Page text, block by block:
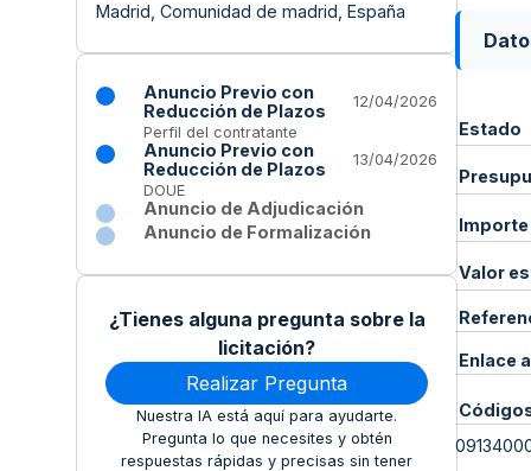
Madrid, Comunidad de madrid, España
Anuncio Previo con
Reducción de Plazos
12/04/2026
Perfil del contratante
Anuncio Previo con
Reducción de Plazos
13/04/2026
DOUE
Anuncio de Adjudicación
Anuncio de Formalización
¿Tienes alguna pregunta sobre la
licitación?
Realizar Pregunta
Nuestra IA está aquí para ayudarte.
Pregunta lo que necesites y obtén
respuestas rápidas y precisas sin tener
Estado
Valor
Enlace